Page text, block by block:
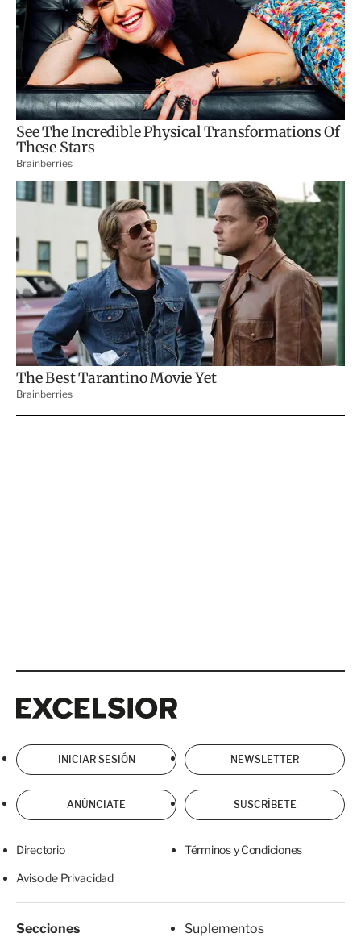
INICIAR SESIÓN NEWSLETTER
ANÚNCIATE SUSCRÍBETE
Directorio Términos y Condiciones
Aviso de Privacidad
Secciones
Suplementos